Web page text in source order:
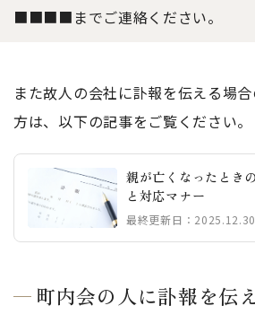
■■■■までご連絡ください。
また故人の会社に訃報を伝える場
方は、以下の記事をご覧ください。
親が亡くなったとき
と対応マナー
最終更新日：2025.12.30
町内会の人に訃報を伝